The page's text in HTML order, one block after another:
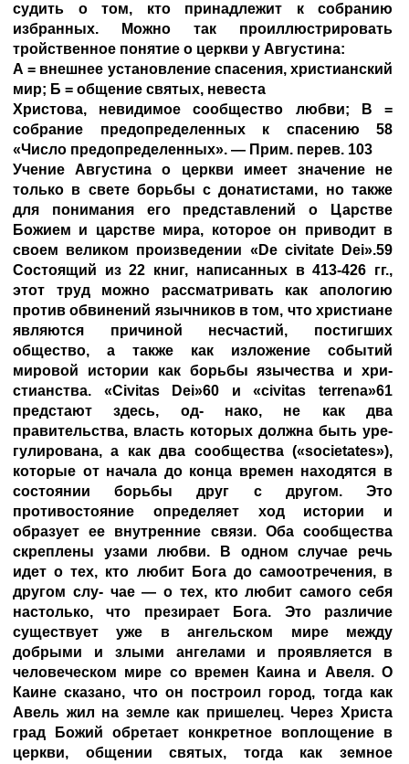
судить о том, кто принадлежит к собранию
избранных. Можно так проиллюстрировать
тройственное понятие о церкви у Августина:
А = внешнее установление спасения, христианский
мир; Б = общение святых, невеста
Христова, невидимое сообщество любви; В =
собрание предопределенных к спасению 58
«Число предопределенных». — Прим. перев. 103
Учение Августина о церкви имеет значение не
только в свете борьбы с донатистами, но также
для понимания его представлений о Царстве
Божием и царстве мира, которое он приводит в
своем великом произведении «De civitate Dei».59
Состоящий из 22 книг, написанных в 413-426 гг.,
этот труд можно рассматривать как апологию
против обвинений язычников в том, что христиане
являются причиной несчастий, постигших
общество, а также как изложение событий
мировой истории как борьбы язычества и хри-
стианства. «Civitas Dei»60 и «civitas terrena»61
предстают здесь, од- нако, не как два
правительства, власть которых должна быть уре-
гулирована, а как два сообщества («societates»),
которые от начала до конца времен находятся в
состоянии борьбы друг с другом. Это
противостояние определяет ход истории и
образует ее внутренние связи. Оба сообщества
скреплены узами любви. В одном случае речь
идет о тех, кто любит Бога до самоотречения, в
другом слу- чае — о тех, кто любит самого себя
настолько, что презирает Бога. Это различие
существует уже в ангельском мире между
добрыми и злыми ангелами и проявляется в
человеческом мире со времен Каина и Авеля. О
Каине сказано, что он построил город, тогда как
Авель жил на земле как пришелец. Через Христа
град Божий обретает конкретное воплощение в
церкви, общении святых, тогда как земное